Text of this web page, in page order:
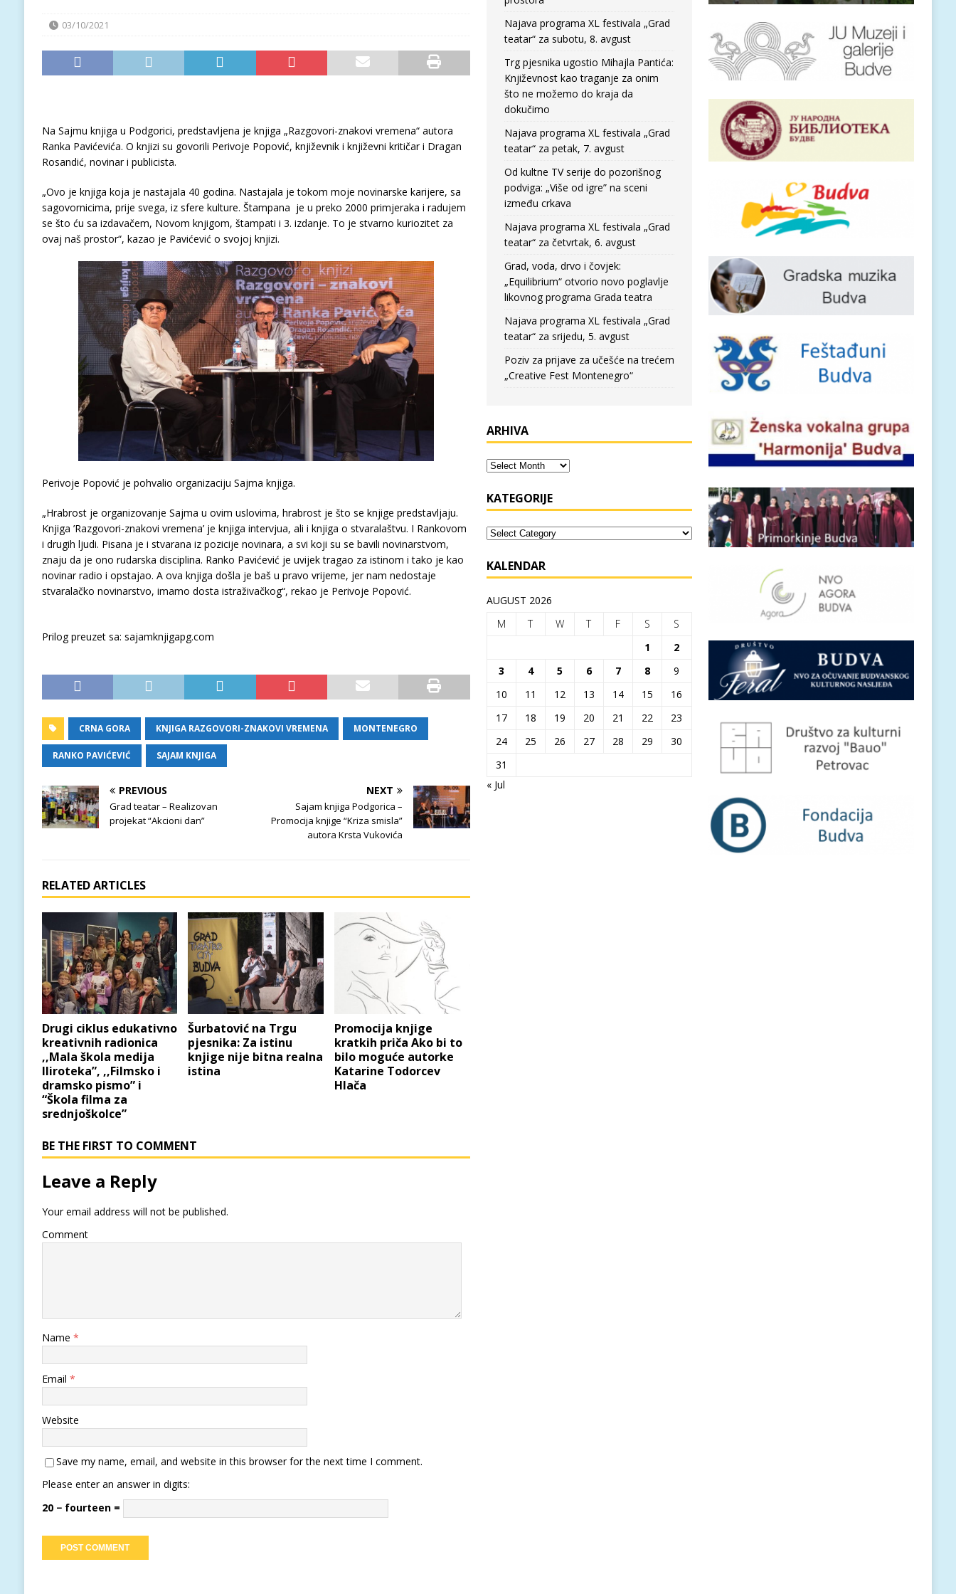
03/10/2021
Na Sajmu knjiga u Podgorici, predstavljena je knjiga „Razgovori-znakovi vremena“ autora
Ranka Pavićevića. O knjizi su govorili Perivoje Popović, književnik i književni kritičar i Dragan
Rosandić, novinar i publicista.
„Ovo je knjiga koja je nastajala 40 godina. Nastajala je tokom moje novinarske karijere, sa
sagovornicima, prije svega, iz sfere kulture. Štampana je u preko 2000 primjeraka i radujem
se što ću sa izdavačem, Novom knjigom, štampati i 3. izdanje. To je stvarno kuriozitet za
ovaj naš prostor“, kazao je Pavićević o svojoj knjizi.
Perivoje Popović je pohvalio organizaciju Sajma knjiga.
„Hrabrost je organizovanje Sajma u ovim uslovima, hrabrost je što se knjige predstavljaju.
Knjiga ’Razgovori-znakovi vremena’ je knjiga intervjua, ali i knjiga o stvaralaštvu. I Rankovom
i drugih ljudi. Pisana je i stvarana iz pozicije novinara, a svi koji su se bavili novinarstvom,
znaju da je ono rudarska disciplina. Ranko Pavićević je uvijek tragao za istinom i tako je kao
novinar radio i opstajao. A ova knjiga došla je baš u pravo vrijeme, jer nam nedostaje
stvaralačko novinarstvo, imamo dosta istraživačkog“, rekao je Perivoje Popović.
Prilog preuzet sa: sajamknjigapg.com
CRNA GORA KNJIGA RAZGOVORI-ZNAKOVI VREMENA MONTENEGRO
RANKO PAVIĆEVIĆ SAJAM KNJIGA
PREVIOUS
Grad teatar – Realizovan
projekat “Akcioni dan”
NEXT
Sajam knjiga Podgorica –
Promocija knjige “Kriza smisla”
autora Krsta Vukovića
RELATED ARTICLES
Drugi ciklus edukativno
kreativnih radionica
,,Mala škola medija
Iliroteka”, ,,Filmsko i
dramsko pismo” i
“Škola filma za
srednjoškolce”
Šurbatović na Trgu
pjesnika: Za istinu
knjige nije bitna realna
istina
Promocija knjige
kratkih priča Ako bi to
bilo moguće autorke
Katarine Todorcev
Hlača
BE THE FIRST TO COMMENT
Leave a Reply
Your email address will not be published.
Comment
Name *
Email *
Website
Save my name, email, and website in this browser for the next time I comment.
Please enter an answer in digits:
20 − fourteen =
Najava programa XL festivala „Grad
teatar“ za subotu, 8. avgust
Trg pjesnika ugostio Mihajla Pantića:
Književnost kao traganje za onim
što ne možemo do kraja da
dokučimo
Najava programa XL festivala „Grad
teatar“ za petak, 7. avgust
Od kultne TV serije do pozorišnog
podviga: „Više od igre” na sceni
između crkava
Najava programa XL festivala „Grad
teatar“ za četvrtak, 6. avgust
Grad, voda, drvo i čovjek:
„Equilibrium“ otvorio novo poglavlje
likovnog programa Grada teatra
Najava programa XL festivala „Grad
teatar“ za srijedu, 5. avgust
Poziv za prijave za učešće na trećem
„Creative Fest Montenegro“
ARHIVA
KATEGORIJE
KALENDAR
AUGUST 2026
M
T W T F S
S
1
2
3
4 5 6 7 8
9
10
11 12 13 14 15
16
17
18 19 20 21 22
23
24
25 26 27 28 29
30
31
« Jul